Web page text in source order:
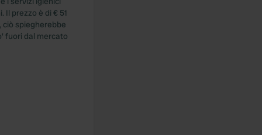
prezzo è di € 51
ciò spiegherebbe
fuori dal mercato